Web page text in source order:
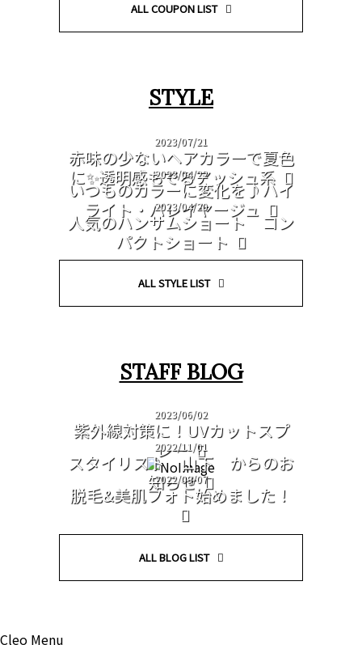
ALL COUPON LIST
STYLE
2023/07/21
赤味の少ないヘアカラーで夏色
に✨透明感もでるアッシュ系
2023/04/22
いつものカラーに変化を♪ハイ
ライト・バレイヤージュ
2023/04/20
人気のハンサムショート コン
パクトショート
ALL STYLE LIST
STAFF BLOG
2023/06/02
紫外線対策に！UVカットスプ
レー
2022/11/01
スタイリスト 山下 からのお
知らせ
2022/09/07
脱毛&美肌フォト始めました！
ALL BLOG LIST
Cleo Menu